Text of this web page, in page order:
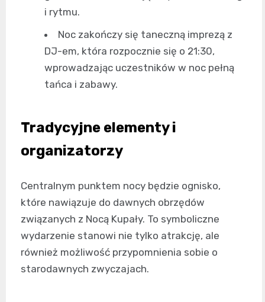
i rytmu.
Noc zakończy się taneczną imprezą z
DJ-em, która rozpocznie się o 21:30,
wprowadzając uczestników w noc pełną
tańca i zabawy.
Tradycyjne elementy i
organizatorzy
Centralnym punktem nocy będzie ognisko,
które nawiązuje do dawnych obrzędów
związanych z Nocą Kupały. To symboliczne
wydarzenie stanowi nie tylko atrakcję, ale
również możliwość przypomnienia sobie o
starodawnych zwyczajach.